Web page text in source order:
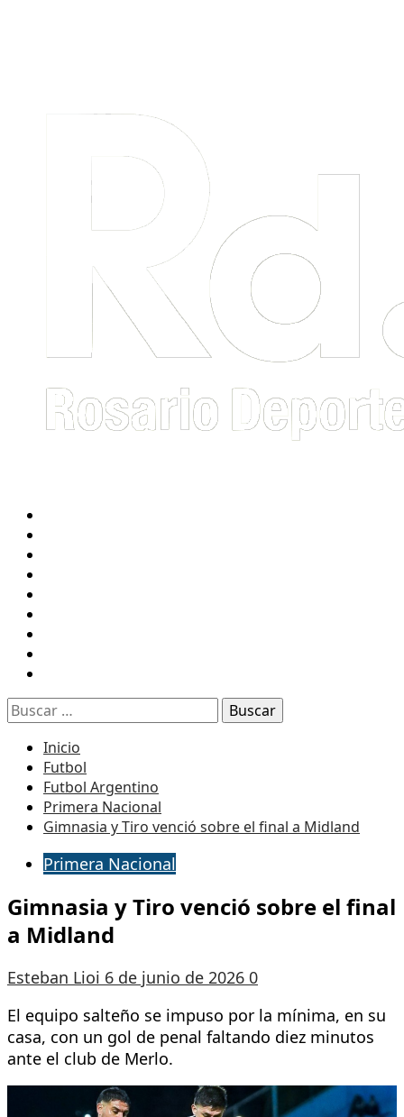
Buscar:
Inicio
Futbol
Futbol Argentino
Primera Nacional
Gimnasia y Tiro venció sobre el final a Midland
Primera Nacional
Gimnasia y Tiro venció sobre el final
a Midland
Esteban Lioi 6 de junio de 2026 0
El equipo salteño se impuso por la mínima, en su
casa, con un gol de penal faltando diez minutos
ante el club de Merlo.